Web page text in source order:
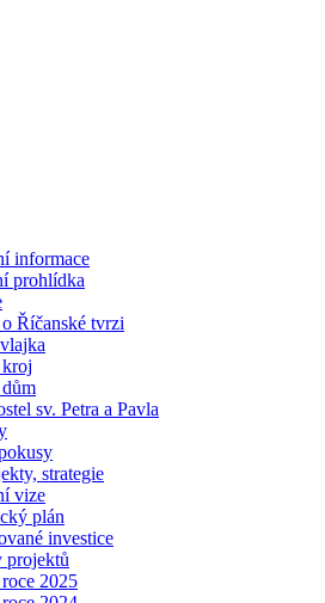
informace
prohlídka
Říčanské tvrzi
sv. Petra a Pavla
strategie
vize
plán
investice
projektů
2025